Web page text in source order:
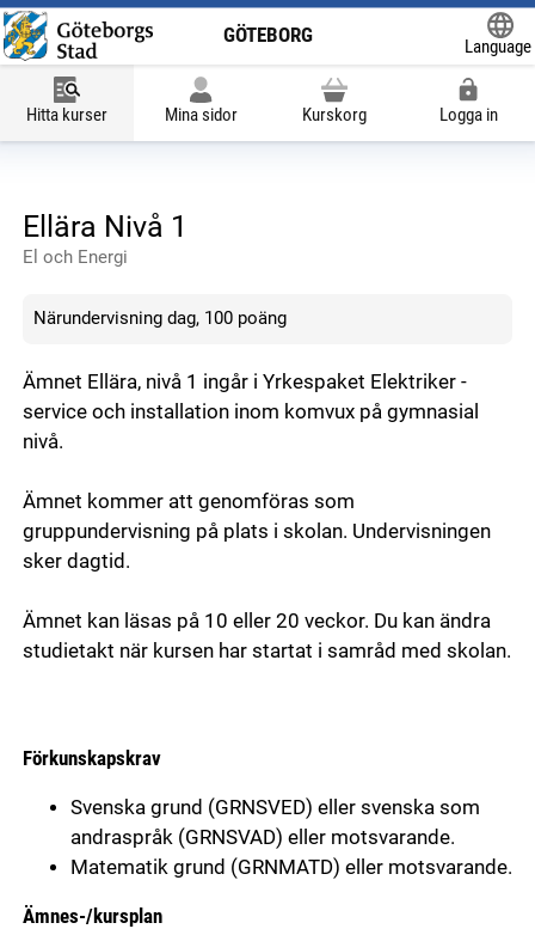
GÖTEBORG
Language
Hitta kurser Mina sidor Kurskorg Logga in
Ellära Nivå 1
El och Energi
Närundervisning dag, 100 poäng
Ämnet Ellära, nivå 1 ingår i Yrkespaket Elektriker -
service och installation inom komvux på gymnasial
nivå.
Ämnet kommer att genomföras som
gruppundervisning på plats i skolan. Undervisningen
sker dagtid.
Ämnet kan läsas på 10 eller 20 veckor. Du kan ändra
studietakt när kursen har startat i samråd med skolan.
Förkunskapskrav
Svenska grund (GRNSVED) eller svenska som
andraspråk (GRNSVAD) eller motsvarande.
Matematik grund (GRNMATD) eller motsvarande.
Ämnes-/kursplan